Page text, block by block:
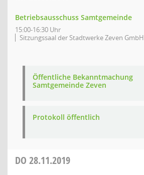
Betriebsausschuss Samtgemeinde
15:00-16:30 Uhr
Sitzungssaal der Stadtwerke Zeven GmbH
Öffentliche Bekanntmachung
Samtgemeinde Zeven
Protokoll öffentlich
DO 28.11.2019